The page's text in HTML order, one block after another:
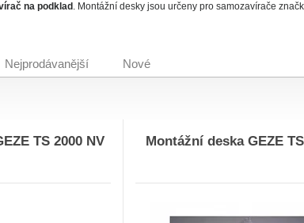
na podklad . Montážní desky jsou určeny pro samozavírače
Nejprodávanější Nové
TS 2000 NV Montážní deska GEZE